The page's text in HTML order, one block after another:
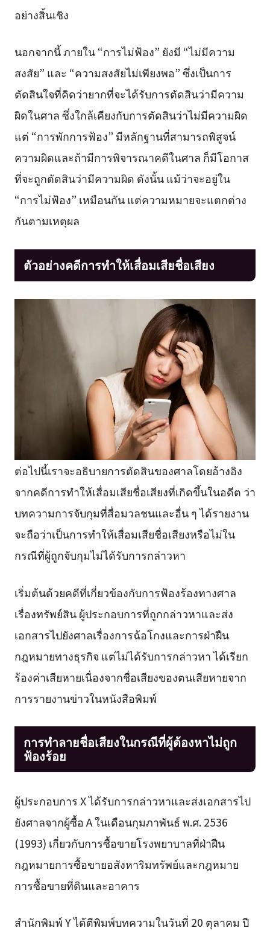
อย่างสิ้นเชิง
นอกจากนี้ ภายใน “การไม่ฟ้อง” ยังมี “ไม่มีความ
สงสัย” และ “ความสงสัยไม่เพียงพอ” ซึ่งเป็นการ
ตัดสินใจที่คิดว่ายากที่จะได้รับการตัดสินว่ามีความ
ผิดในศาล ซึ่งใกล้เคียงกับการตัดสินว่าไม่มีความผิด
แต่ “การพักการฟ้อง” มีหลักฐานที่สามารถพิสูจน์
ความผิดและถ้ามีการพิจารณาคดีในศาล ก็มีโอกาส
ที่จะถูกตัดสินว่ามีความผิด ดังนั้น แม้ว่าจะอยู่ใน
“การไม่ฟ้อง” เหมือนกัน แต่ความหมายจะแตกต่าง
กันตามเหตุผล
ตัวอย่างคดีการทำให้เสื่อมเสียชื่อเสียง
ต่อไปนี้เราจะอธิบายการตัดสินของศาลโดยอ้างอิง
จากคดีการทำให้เสื่อมเสียชื่อเสียงที่เกิดขึ้นในอดีต ว่า
บทความการจับกุมที่สื่อมวลชนและอื่น ๆ ได้รายงาน
จะถือว่าเป็นการทำให้เสื่อมเสียชื่อเสียงหรือไม่ใน
กรณีที่ผู้ถูกจับกุมไม่ได้รับการกล่าวหา
เริ่มต้นด้วยคดีที่เกี่ยวข้องกับการฟ้องร้องทางศาล
เรื่องทรัพย์สิน ผู้ประกอบการที่ถูกกล่าวหาและส่ง
เอกสารไปยังศาลเรื่องการฉ้อโกงและการฝ่าฝืน
กฎหมายทางธุรกิจ แต่ไม่ได้รับการกล่าวหา ได้เรียก
ร้องค่าเสียหายเนื่องจากชื่อเสียงของตนเสียหายจาก
การรายงานข่าวในหนังสือพิมพ์
การทำลายชื่อเสียงในกรณีที่ผู้ต้องหาไม่ถูก
ฟ้องร้อย
ผู้ประกอบการ X ได้รับการกล่าวหาและส่งเอกสารไป
ยังศาลจากผู้ซื้อ A ในเดือนกุมภาพันธ์ พ.ศ. 2536
(1993) เกี่ยวกับการซื้อขายโรงพยาบาลที่ฝ่าฝืน
กฎหมายการซื้อขายอสังหาริมทรัพย์และกฎหมาย
การซื้อขายที่ดินและอาคาร
สำนักพิมพ์ Y ได้ตีพิมพ์บทความในวันที่ 20 ตุลาคม ปี